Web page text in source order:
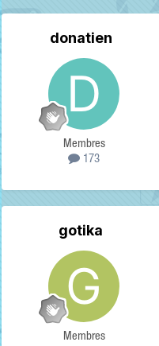
donatien
Membres
173
gotika
Membres